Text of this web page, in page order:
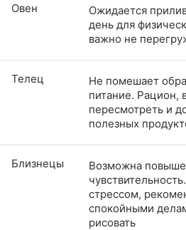
Овен
Ожидается
день для
важно не
Телец
Не помешает
питание. Рацион,
пересмотреть и
полезных
Близнецы
Возможна
стрессом,
спокойными
рисовать